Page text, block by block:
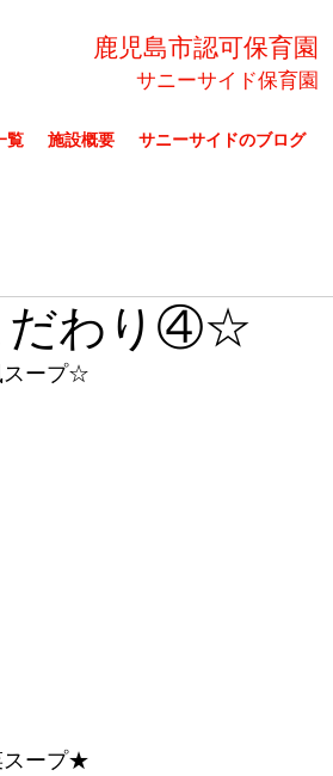
鹿児島市認可保育園
サニーサイド保育園
覧 施設概要 サニーサイドのブログ
だわり④☆
スープ☆
スープ★